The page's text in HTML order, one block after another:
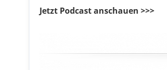
Jetzt Podcast anschauen >>>